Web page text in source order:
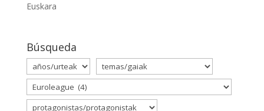
Euskara
Búsqueda